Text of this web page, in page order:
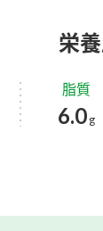
栄
脂質
6.0 g